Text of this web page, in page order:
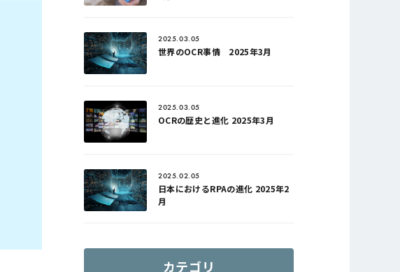
2025.03.05
世界のOCR事情 2025年3月
2025.03.05
OCRの歴史と進化 2025年3月
2025.02.05
日本におけるRPAの進化 2025年2
月
カテゴリ